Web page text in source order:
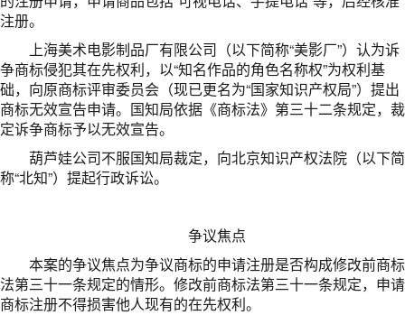
注册。
上海美术电影制品厂有限公司（以下简称“美影厂”）认为诉
争商标侵犯其在先权利，以“知名作品的角色名称权”为权利基
础，向原商标评审委员会（现已更名为“国家知识产权局”）提出
商标无效宣告申请。国知局依据《商标法》第三十二条规定，裁
定诉争商标予以无效宣告。
葫芦娃公司不服国知局裁定，向北京知识产权法院（以下简
称“北知”）提起行政诉讼。
争议焦点
本案的争议焦点为争议商标的申请注册是否构成修改前商标
法第三十一条规定的情形。修改前商标法第三十一条规定，申请
商标注册不得损害他人现有的在先权利。